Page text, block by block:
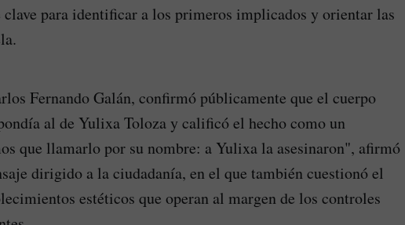
para identificar a los primeros implicados y orientar las
Fernando Galán, confirmó públicamente que el cuerpo
al de Yulixa Toloza y calificó el hecho como un
que llamarlo por su nombre: a Yulixa la asesinaron", afirmó
dirigido a la ciudadanía, en el que también cuestionó el
estéticos que operan al margen de los controles